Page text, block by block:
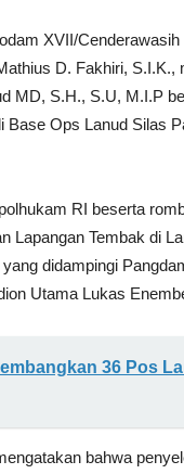
XVII/
D. Fakhiri, S.I.K.,
MD, S.H., S.U, M.I.P
Ops Lanud Silas
RI beserta
Lapangan Tembak di
didampingi
Utama Lukas
36 Pos
bahwa